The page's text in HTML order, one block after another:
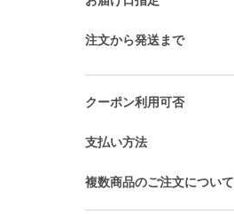
注文から発送まで
クーポン利用可否
支払い方法
複数商品のご注文について